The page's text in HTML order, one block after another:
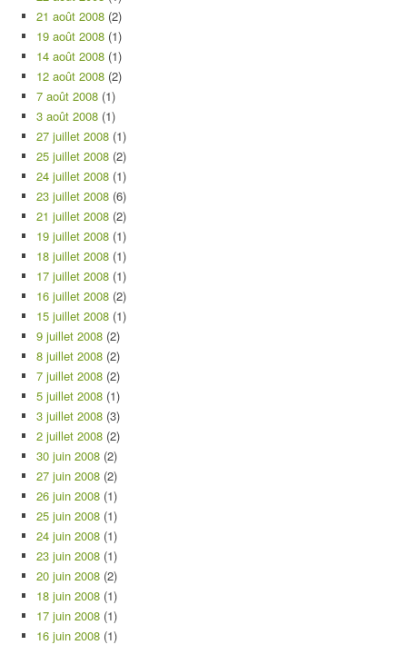
21 août 2008 (2)
19 août 2008 (1)
14 août 2008 (1)
12 août 2008 (2)
7 août 2008 (1)
3 août 2008 (1)
27 juillet 2008 (1)
25 juillet 2008 (2)
24 juillet 2008 (1)
23 juillet 2008 (6)
21 juillet 2008 (2)
19 juillet 2008 (1)
18 juillet 2008 (1)
17 juillet 2008 (1)
16 juillet 2008 (2)
15 juillet 2008 (1)
9 juillet 2008 (2)
8 juillet 2008 (2)
7 juillet 2008 (2)
5 juillet 2008 (1)
3 juillet 2008 (3)
2 juillet 2008 (2)
30 juin 2008 (2)
27 juin 2008 (2)
26 juin 2008 (1)
25 juin 2008 (1)
24 juin 2008 (1)
23 juin 2008 (1)
20 juin 2008 (2)
18 juin 2008 (1)
17 juin 2008 (1)
16 juin 2008 (1)